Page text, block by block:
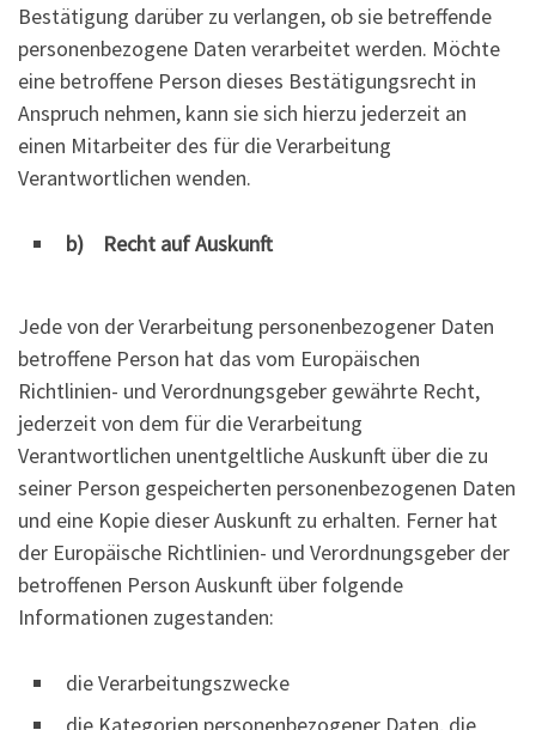
Bestätigung darüber zu verlangen, ob sie betreffende
personenbezogene Daten verarbeitet werden. Möchte
eine betroffene Person dieses Bestätigungsrecht in
Anspruch nehmen, kann sie sich hierzu jederzeit an
einen Mitarbeiter des für die Verarbeitung
Verantwortlichen wenden.
b) Recht auf Auskunft
Jede von der Verarbeitung personenbezogener Daten
betroffene Person hat das vom Europäischen
Richtlinien- und Verordnungsgeber gewährte Recht,
jederzeit von dem für die Verarbeitung
Verantwortlichen unentgeltliche Auskunft über die zu
seiner Person gespeicherten personenbezogenen Daten
und eine Kopie dieser Auskunft zu erhalten. Ferner hat
der Europäische Richtlinien- und Verordnungsgeber der
betroffenen Person Auskunft über folgende
Informationen zugestanden:
die Verarbeitungszwecke